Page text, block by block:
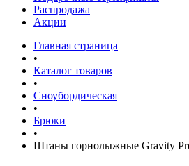
Распродажа
Акции
Главная страница
•
Каталог товаров
•
Сноубордическая
•
Брюки
•
Штаны горнолыжные Gravity